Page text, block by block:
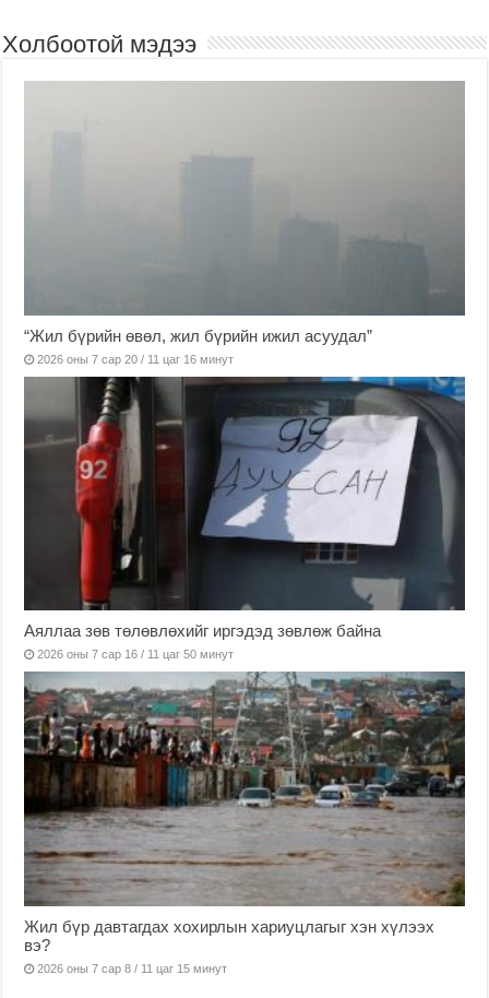
Холбоотой мэдээ
“Жил бүрийн өвөл, жил бүрийн ижил асуудал”
2026 оны 7 сар 20 / 11 цаг 16 минут
Аяллаа зөв төлөвлөхийг иргэдэд зөвлөж байна
2026 оны 7 сар 16 / 11 цаг 50 минут
Жил бүр давтагдах хохирлын хариуцлагыг хэн хүлээх
вэ?
2026 оны 7 сар 8 / 11 цаг 15 минут